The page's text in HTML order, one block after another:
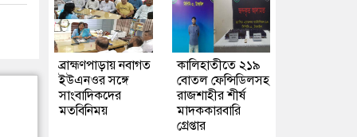
ব্রাহ্মণপাড়ায় নবাগত
ইউএনওর সঙ্গে
সাংবাদিকদের
মতবিনিময়
কালিহাতীতে ২১৯
বোতল ফেন্সিডিলসহ
রাজশাহীর শীর্ষ
মাদককারবারি
গ্রেপ্তার